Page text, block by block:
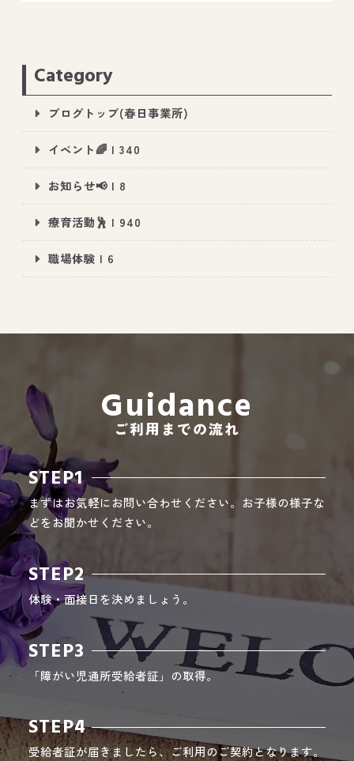
－ 鳥栖事業所のブログ
All Peace｜オールピース
Instagram 事業所紹介動画
CEO BLOG
Category
ブログトップ(春日事業所)
イベント🌈 | 340
お知らせ📢 | 8
療育活動🕺 | 940
職場体験 | 6
Guidance
ご利用までの流れ
STEP1
まずはお気軽にお問い合わせください。お子様の様子な
どをお聞かせください。
STEP2
体験・面接日を決めましょう。
STEP3
「障がい児通所受給者証」の取得。
STEP4
受給者証が届きましたら、ご利用のご契約となります。